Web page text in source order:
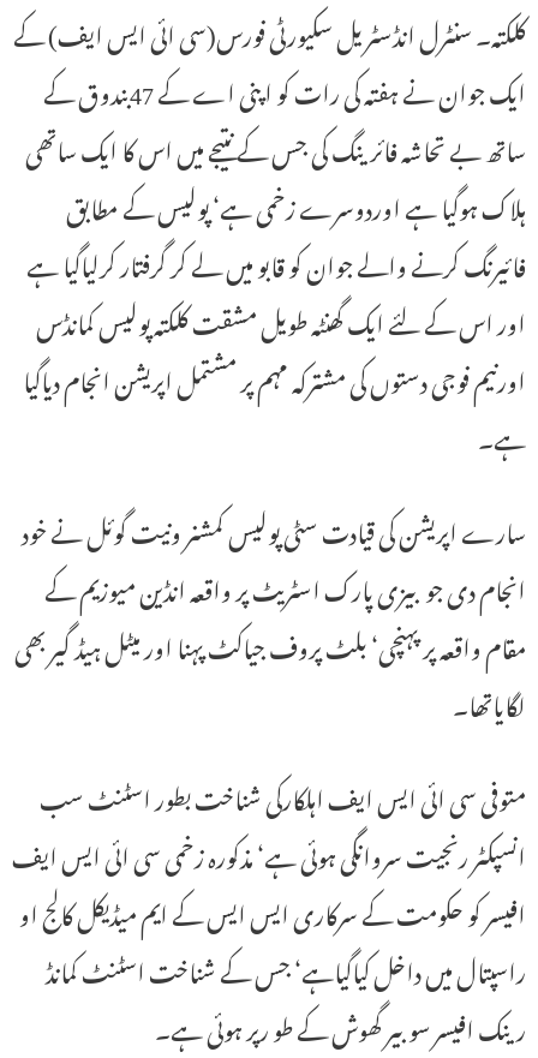
کلکتہ۔ سنٹرل انڈسٹریل سکیورٹی فورس(سی ائی ایس ایف) کے
ایک جوان نے ہفتہ کی رات کو اپنی اے کے 47بندوق کے
ساتھ بے تحاشہ فائرینگ کی جس کے نتیجے میں اس کا ایک ساتھی
ہلاک ہوگیا ہے اوردوسرے زخمی ہے‘ پولیس کے مطابق
فائیرنگ کرنے والے جوان کو قابو میں لے کر گرفتار کرلیاگیا ہے
اور اس کے لئے ایک گھنٹہ طویل مشقت کلکتہ پولیس کمانڈس
اورنیم فوجی دستوں کی مشترکہ مہم پر مشتمل اپریشن انجام دیاگیا
ہے۔
سارے اپریشن کی قیادت سٹی پولیس کمشنر ونیت گوئل نے خود
انجام دی جو بیزی پارک اسٹریٹ پر واقعہ انڈین میوزیم کے
مقام واقعہ پر پہنچی‘ بلٹ پروف جیاکٹ پہنا اور میٹل ہیڈ گیر بھی
لگایاتھا۔
متوفی سی ائی ایس ایف اہلکارکی شناخت بطور اسٹنٹ سب
انسپکٹر رنجیت سروانگی ہوئی ہے‘ مذکورہ زخمی سی ائی ایس ایف
افیسر کو حکومت کے سرکاری ایس ایس کے ایم میڈیکل کالج او
راسپتال میں داخل کیاگیاہے‘ جس کے شناخت اسٹنٹ کمانڈ
رینک افیسر سوبیر گھوش کے طو رپر ہوئی ہے۔